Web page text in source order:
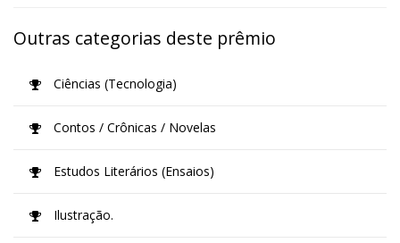
Outras categorias deste prêmio
Ciências (Tecnologia)
Contos / Crônicas / Novelas
Estudos Literários (Ensaios)
Ilustração.